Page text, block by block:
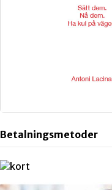
Betalningsmetoder